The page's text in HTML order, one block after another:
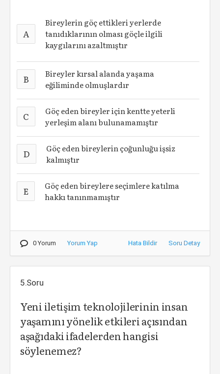
A
Bireylerin göç ettikleri yerlerde
tanıdıklarının olması göçle ilgili
kaygılarını azaltmıştır
B
Bireyler kırsal alanda yaşama
eğiliminde olmuşlardır
C
Göç eden bireyler için kentte yeterli
yerleşim alanı bulunamamıştır
D
Göç eden bireylerin çoğunluğu işsiz
kalmıştır
E
Göç eden bireylere seçimlere katılma
hakkı tanınmamıştır
0 Yorum Yorum Yap Hata Bildir Soru Detay
5.Soru
Yeni iletişim teknolojilerinin insan
yaşamını yönelik etkileri açısından
aşağıdaki ifadelerden hangisi
söylenemez?